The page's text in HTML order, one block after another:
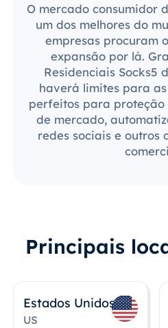
O mercado consumidor
um dos melhores do
empresas procuram
expansão por lá.
Residenciais Socks5
haverá limites para as
perfeitos para proteção
de mercado,
redes sociais e outros
Principais
Estados Unidos
US